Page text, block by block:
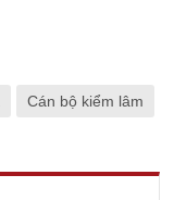
Cán bộ kiểm lâm